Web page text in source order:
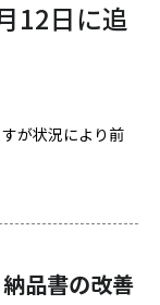
12日に追
が状況により前
品書の改善